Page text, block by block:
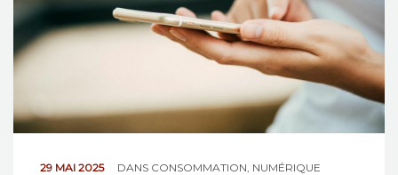
29 MAI 2025 DANS CONSOMMATION NUMÉRIQUE